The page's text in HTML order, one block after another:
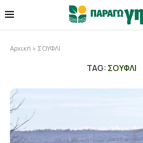
Αρχική » ΣΟΥΦΛΙ
TAG: ΣΟΥΦΛΙ